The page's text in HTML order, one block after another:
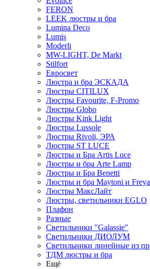
FERON
LEEK люстры и бра
Lumina Deco
Lumis
Moderli
MW-LIGHT, De Markt
Stilfort
Евросвет
Люстра и бра ЭСКАДА
Люстры CITILUX
Люстры Favourite, F-Promo
Люстры Globo
Люстры Kink Light
Люстры Lussole
Люстры Rivoli, ЭРА
Люстры ST LUCE
Люстры и Бра Artis Luce
Люстры и бра Arte Lamp
Люстры и Бра Benetti
Люстры и бра Maytoni и Freya
Люстры МаксЛайт
Люстры, светильники EGLO
Плафон
Разные
Светильники "Galassie"
Светильники ДИОЛУМ
Светильники линейные из
ТДМ люстры и бра
Ещё